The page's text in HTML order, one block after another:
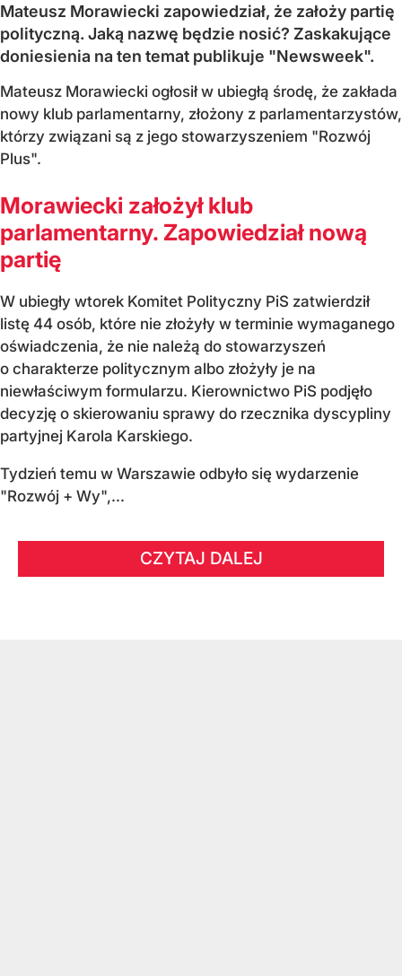
Mateusz Morawiecki zapowiedział, że założy partię
polityczną. Jaką nazwę będzie nosić? Zaskakujące
doniesienia na ten temat publikuje "Newsweek".
Mateusz Morawiecki ogłosił w ubiegłą środę, że zakłada
nowy klub parlamentarny, złożony z parlamentarzystów,
którzy związani są z jego stowarzyszeniem "Rozwój
Plus".
Morawiecki założył klub
parlamentarny. Zapowiedział nową
partię
W ubiegły wtorek Komitet Polityczny PiS zatwierdził
listę 44 osób, które nie złożyły w terminie wymaganego
oświadczenia, że nie należą do stowarzyszeń
o charakterze politycznym albo złożyły je na
niewłaściwym formularzu. Kierownictwo PiS podjęło
decyzję o skierowaniu sprawy do rzecznika dyscypliny
partyjnej Karola Karskiego.
Tydzień temu w Warszawie odbyło się wydarzenie
"Rozwój + Wy",...
CZYTAJ DALEJ